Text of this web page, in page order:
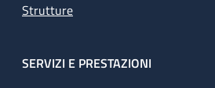
Strutture
SERVIZI E PRESTAZIONI